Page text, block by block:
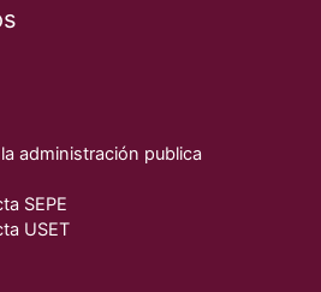
administración publica
SEPE
USET